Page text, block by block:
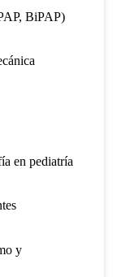
BiPAP)
en pediatría
y